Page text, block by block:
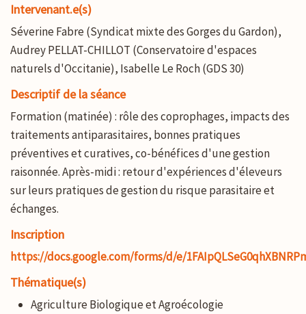
Intervenant.e(s)
Séverine Fabre (Syndicat mixte des Gorges du Gardon),
Audrey PELLAT-CHILLOT (Conservatoire d'espaces
naturels d'Occitanie), Isabelle Le Roch (GDS 30)
Descriptif de la séance
Formation (matinée) : rôle des coprophages, impacts des
traitements antiparasitaires, bonnes pratiques
préventives et curatives, co-bénéfices d'une gestion
raisonnée. Après-midi : retour d'expériences d'éleveurs
sur leurs pratiques de gestion du risque parasitaire et
échanges.
Inscription
https://docs.google.com/forms/d/e/
Thématique(s)
Agriculture Biologique et Agroécologie